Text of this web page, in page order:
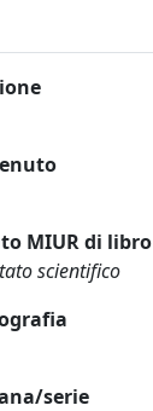
MIUR di libro
scientifico
serie